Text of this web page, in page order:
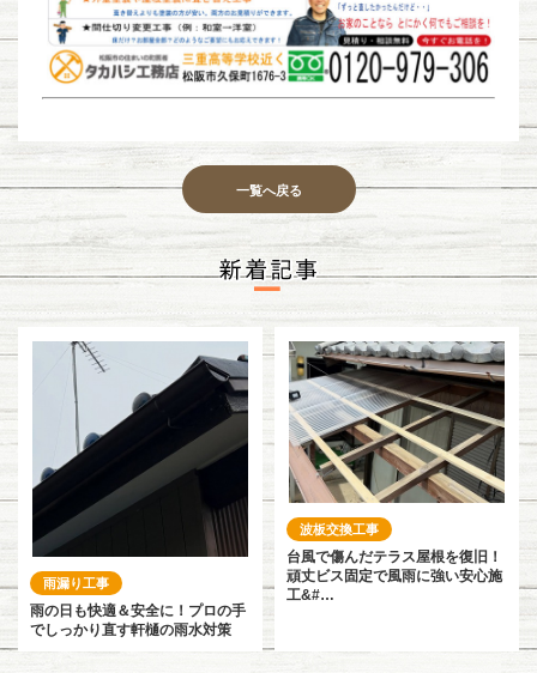
一覧へ戻る
雨漏り工事
雨の日も快適＆安全に！プロの手
でしっかり直す軒樋の雨水対策
波板交換工事
台風で傷んだテラス屋根を復旧！
頑丈ビス固定で風雨に強い安心施
工&#…